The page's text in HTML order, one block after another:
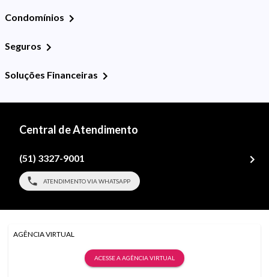
Condomínios
Seguros
Soluções Financeiras
Central de Atendimento
(51) 3327-9001
ATENDIMENTO VIA WHATSAPP
AGÊNCIA VIRTUAL
ACESSE A AGÊNCIA VIRTUAL